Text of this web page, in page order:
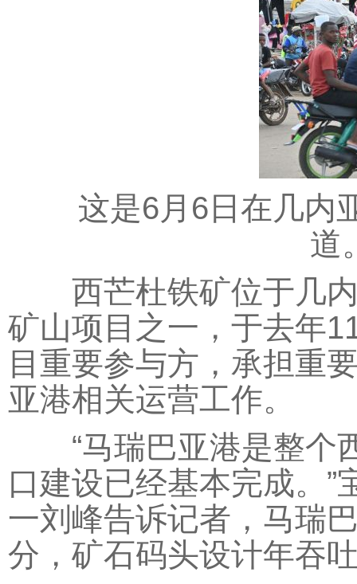
这是6月6日在几内亚
道
西芒杜铁矿位于几内
矿山项目之一，于去年
目重要参与方，承担重
亚港相关运营工作。
“马瑞巴亚港是整个
口建设已经基本完成。
一刘峰告诉记者，马瑞
分，矿石码头设计年吞